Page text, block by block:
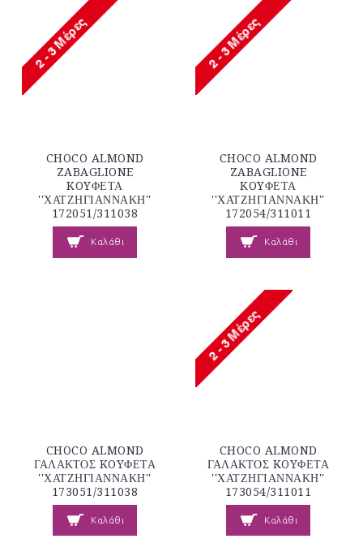
CHOCO ALMOND
ZABAGLIONE
KOYΦΕΤΑ
''ΧΑΤΖΗΓΙΑΝΝΑΚΗ''
172051/311038
Καλάθι
CHOCO ALMOND
ZABAGLIONE
KOYΦΕΤΑ
''ΧΑΤΖΗΓΙΑΝΝΑΚΗ''
172054/311011
Καλάθι
CHOCO ALMOND
ΓΑΛΑΚΤΟΣ KOYΦΕΤΑ
''ΧΑΤΖΗΓΙΑΝΝΑΚΗ''
173051/311038
Καλάθι
CHOCO ALMOND
ΓΑΛΑΚΤΟΣ KOYΦΕΤΑ
''ΧΑΤΖΗΓΙΑΝΝΑΚΗ''
173054/311011
Καλάθι